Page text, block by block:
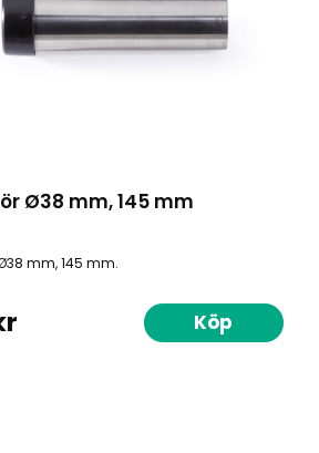
Ø38 mm, 145 mm
mm, 145 mm.
Köp